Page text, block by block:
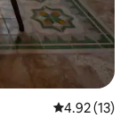
평점 4.92점
4.92 (13)